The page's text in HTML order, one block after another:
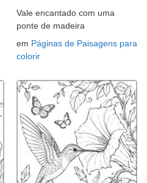
Vale encantado com uma
ponte de madeira
em Páginas de Paisagens para
colorir